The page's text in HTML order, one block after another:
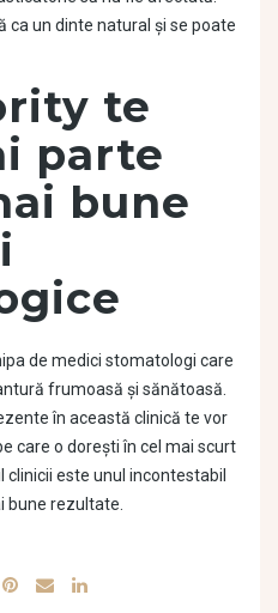
ca un dinte natural și se poate
te
parte
bune
de medici stomatologi care
frumoasă și sănătoasă.
în această clinică te vor
care o dorești în cel mai scurt
este unul incontestabil
bune rezultate.